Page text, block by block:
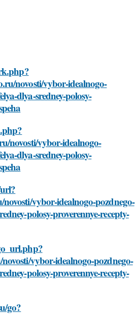
novosti/vybor-idealnogo-
dlya-sredney-polosy-
novosti/vybor-idealnogo-
dlya-sredney-polosy-
vybor-idealnogo-pozdnego-
polosy-proverennye-recepty-
vybor-idealnogo-pozdnego-
polosy-proverennye-recepty-
go?